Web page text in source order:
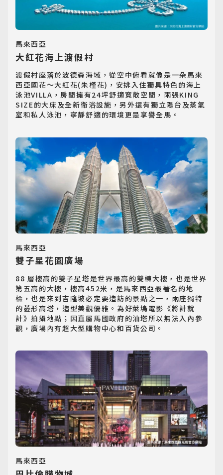
日韓旅遊
Northeast Asia
東南亞旅遊
Southeast Asia
歐洲旅遊
馬來西亞
大紅花海上渡假村
渡假村座落於波德森海域，從空中俯看就像是一朵馬來
西亞國花～大紅花(朱槿花)，安排入住獨具特色的海上
泳池VILLA，房間擁有24坪舒適寬敞空間，兩張KING
SIZE的大床及全新衛浴設施，另外還有獨立陽台及蒸氣
室和私人泳池，寧靜舒適的環境更是享譽全馬。
馬來西亞
雙子星花園廣場
88 層樓高的雙子星塔是世界最高的雙棟大樓，也是世界
第五高的大樓，樓高452米，是馬來西亞最著名的地
標，也是來到吉隆坡必定要造訪的景點之一，兩座獨特
的菱形高塔，造型美觀優雅。為好萊塢電影《將計就
計》拍攝地點；因直屬馬國政府的油塔所以無法入內參
觀，廣場內有超大型購物中心和百貨公司。
馬來西亞